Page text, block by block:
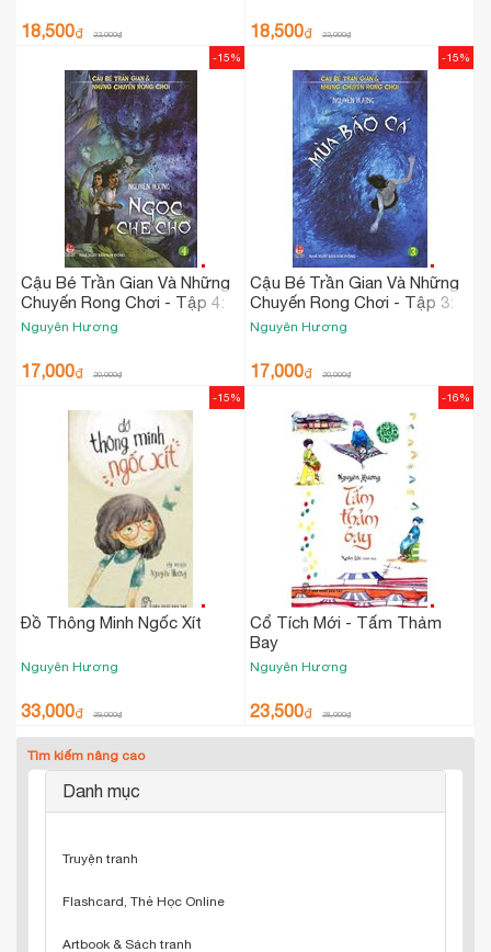
18,500₫ 22,000₫ 18,500₫ 22,000₫
Cậu Bé Trần Gian Và Những
Chuyến Rong Chơi - Tập 4:
Ngọc Che Chở
Nguyên Hương
17,000₫ 20,000₫
-15%
Cậu Bé Trần Gian Và Những
Chuyến Rong Chơi - Tập 3:
Mùa Bão Cá
Nguyên Hương
17,000₫ 20,000₫
-15%
Đồ Thông Minh Ngốc Xít
Nguyên Hương
33,000₫ 39,000₫
-15%
Cổ Tích Mới - Tấm Thảm
Bay
Nguyên Hương
23,500₫ 28,000₫
-16%
Tìm kiếm nâng cao
Danh mục
Truyện tranh
Flashcard, Thẻ Học Online
Artbook & Sách tranh